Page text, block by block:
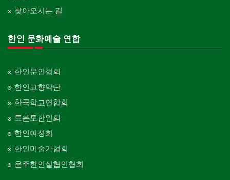
찾아오시는 길
한인 문화예술 연합
한인문인협회
한인교향악단
한국학교연합회
토론토한인회
한인여성회
한인미술가협회
온주한인실협인협회